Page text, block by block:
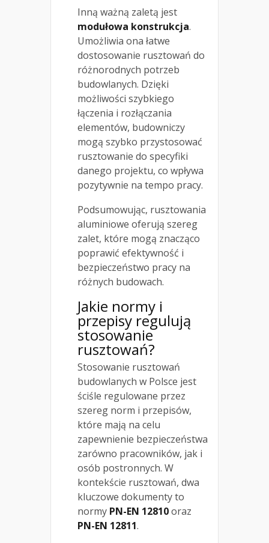
Inną ważną zaletą jest
modułowa konstrukcja.
Umożliwia ona łatwe
dostosowanie rusztowań do
różnorodnych potrzeb
budowlanych. Dzięki
możliwości szybkiego
łączenia i rozłączania
elementów, budowniczy
mogą szybko przystosować
rusztowanie do specyfiki
danego projektu, co wpływa
pozytywnie na tempo pracy.
Podsumowując, rusztowania
aluminiowe oferują szereg
zalet, które mogą znacząco
poprawić efektywność i
bezpieczeństwo pracy na
różnych budowach.
Jakie normy i
przepisy regulują
stosowanie
rusztowań?
Stosowanie rusztowań
budowlanych w Polsce jest
ściśle regulowane przez
szereg norm i przepisów,
które mają na celu
zapewnienie bezpieczeństwa
zarówno pracowników, jak i
osób postronnych. W
kontekście rusztowań, dwa
kluczowe dokumenty to
normy PN-EN 12810oraz
PN-EN 12811.